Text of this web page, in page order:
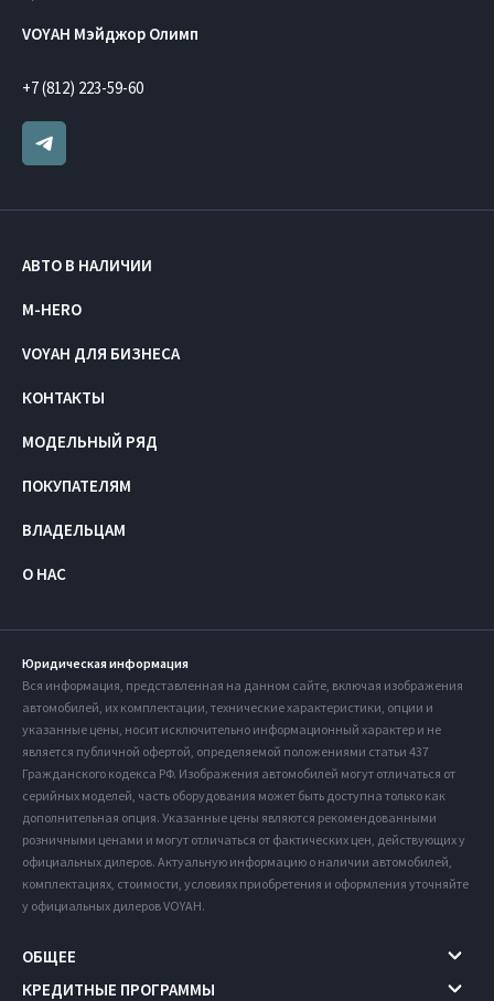
VOYAH Мэйджор Олимп
+7 (812) 223-59-60
АВТО В НАЛИЧИИ
M-HERO
VOYAH ДЛЯ БИЗНЕСА
КОНТАКТЫ
МОДЕЛЬНЫЙ РЯД
ПОКУПАТЕЛЯМ
ВЛАДЕЛЬЦАМ
О НАС
Юридическая информация
Вся информация, представленная на данном сайте, включая изображения
автомобилей, их комплектации, технические характеристики, опции и
указанные цены, носит исключительно информационный характер и не
является публичной офертой, определяемой положениями статьи 437
Гражданского кодекса РФ. Изображения автомобилей могут отличаться от
серийных моделей, часть оборудования может быть доступна только как
дополнительная опция. Указанные цены являются рекомендованными
розничными ценами и могут отличаться от фактических цен, действующих у
официальных дилеров. Актуальную информацию о наличии автомобилей,
комплектациях, стоимости, условиях приобретения и оформления уточняйте
у официальных дилеров VOYAH.
ОБЩЕЕ
КРЕДИТНЫЕ ПРОГРАММЫ